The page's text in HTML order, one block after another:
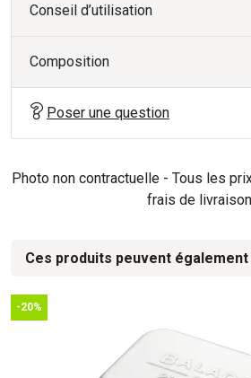
Conseil d’utilisation
Composition
Poser une question
Photo non contractuelle - Tous les
frais de
Ces produits peuvent
-20%